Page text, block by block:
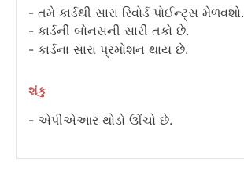
તમે કાર્ડથી સારા રિવોર્ડ પોઈન્ટ્સ મેળવશો.
કાર્ડની બોનસની સારી તકો છે.
કાર્ડના સારા પ્રમોશન થાય છે.
શંકુ
એપીએઆર થોડો ઊંચો છે.